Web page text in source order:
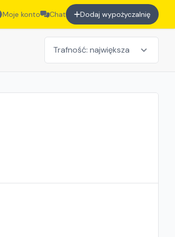
Moje konto Chat Dodaj wypożyczalnię